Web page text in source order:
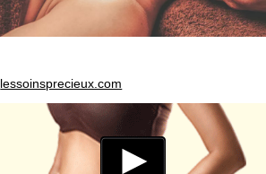
lessoinsprecieux.com